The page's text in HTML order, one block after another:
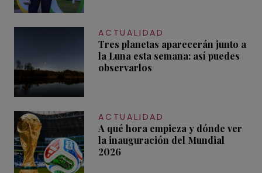
ACTUALIDAD
Tres planetas aparecerán junto a
la Luna esta semana: así puedes
observarlos
ACTUALIDAD
A qué hora empieza y dónde ver
la inauguración del Mundial
2026